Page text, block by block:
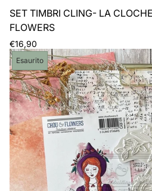
SET TIMBRI CLING- LA
FLOWERS
Prezzo
normale
€16,90
Etichetta
del
prodotto:
Esaurito